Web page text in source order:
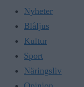
Nyheter
Blåljus
Kultur
Sport
Näringsliv